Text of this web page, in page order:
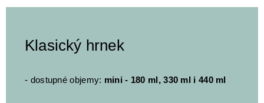
Klasický hrnek
- dostupné objemy: mini - 180 ml, 330 ml i 440 ml